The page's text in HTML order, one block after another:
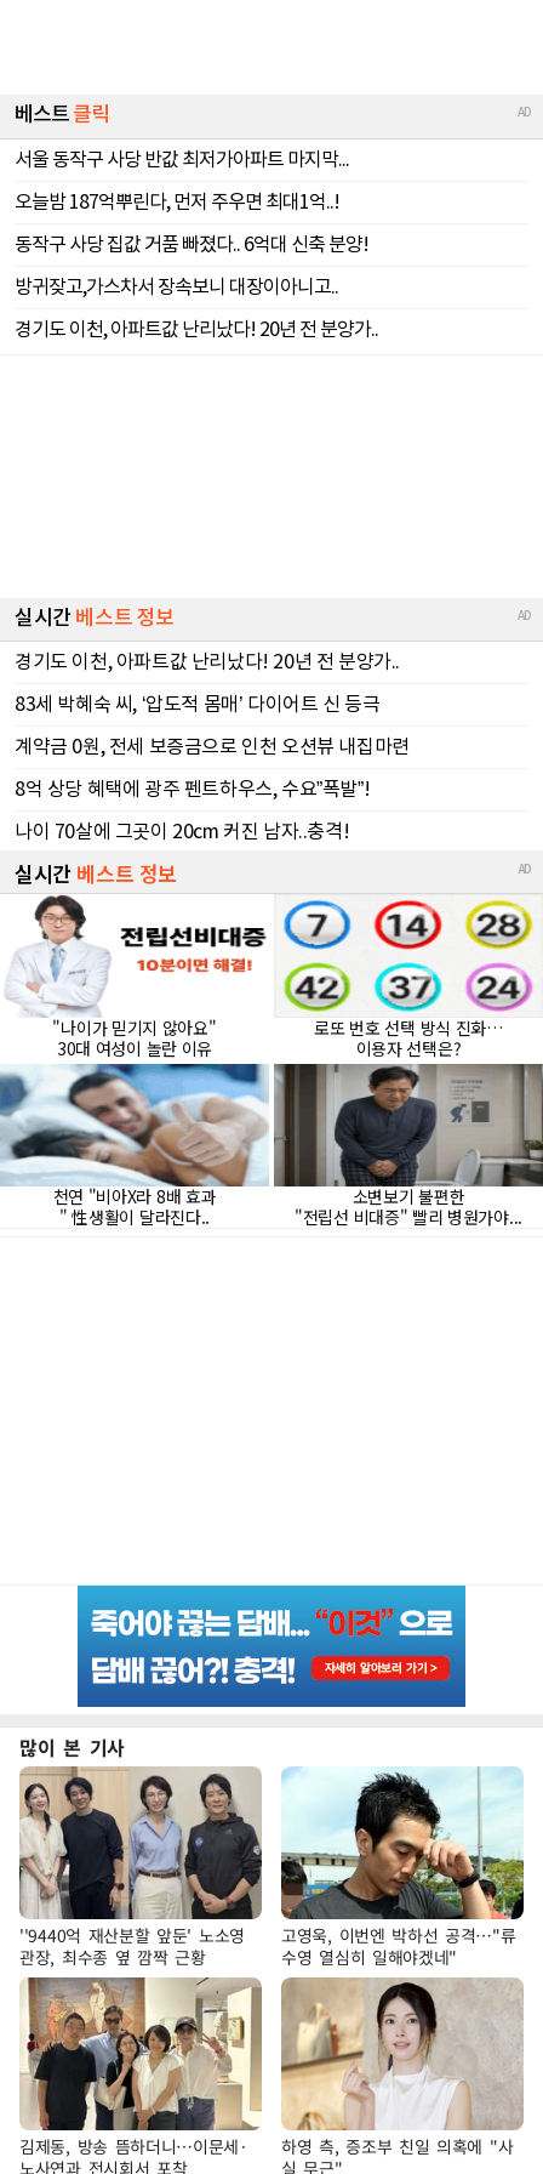
많이 본 기사
''9440억 재산분할 앞둔' 노소영
관장, 최수종 옆 깜짝 근황
고영욱, 이번엔 박하선 공격…"류
수영 열심히 일해야겠네"
김제동, 방송 뜸하더니…이문세·
노사연과 전시회서 포착
하영 측, 증조부 친일 의혹에 "사
실 무근"